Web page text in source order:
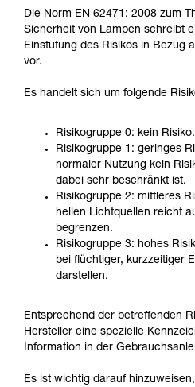
Die Norm EN 62471: 2008 zum
Sicherheit von Lampen schreibt
Einstufung des Risikos in Bezug
vor.
Es handelt sich um folgende
Risikogruppe 0: kein Risiko.
Risikogruppe 1: geringes
normaler Nutzung kein
dabei sehr beschränkt ist.
Risikogruppe 2: mittleres
hellen Lichtquellen reicht
begrenzen.
Risikogruppe 3: hohes
bei flüchtiger, kurzzeitiger
darstellen.
Entsprechend der betreffenden
Hersteller eine spezielle
Information in der
Es ist wichtig darauf